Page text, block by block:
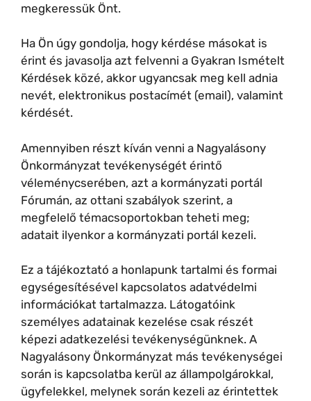
megkeressük Önt.
Ha Ön úgy gondolja, hogy kérdése másokat is
érint és javasolja azt felvenni a Gyakran Ismételt
Kérdések közé, akkor ugyancsak meg kell adnia
nevét, elektronikus postacímét (email), valamint
kérdését.
Amennyiben részt kíván venni a Nagyalásony
Önkormányzat tevékenységét érintő
véleménycserében, azt a kormányzati portál
Fórumán, az ottani szabályok szerint, a
megfelelő témacsoportokban teheti meg;
adatait ilyenkor a kormányzati portál kezeli.
Ez a tájékoztató a honlapunk tartalmi és formai
egységesítésével kapcsolatos adatvédelmi
információkat tartalmazza. Látogatóink
személyes adatainak kezelése csak részét
képezi adatkezelési tevékenységünknek. A
Nagyalásony Önkormányzat más tevékenységei
során is kapcsolatba kerül az állampolgárokkal,
ügyfelekkel, melynek során kezeli az érintettek